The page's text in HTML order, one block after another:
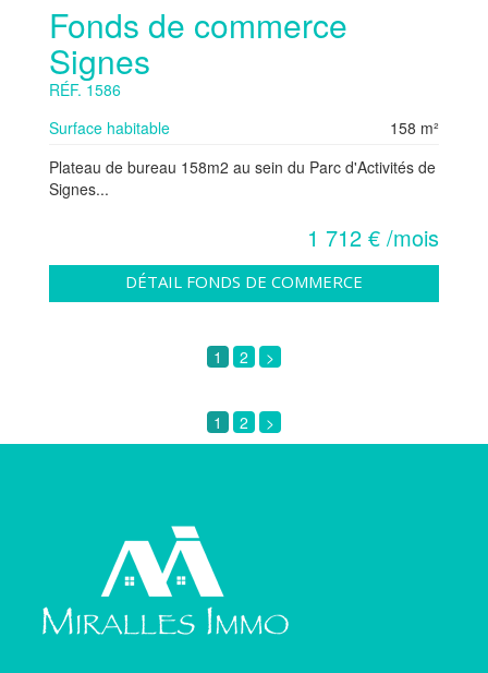
Fonds de commerce
Signes
RÉF. 1586
Surface habitable
158 m²
Plateau de bureau 158m2 au sein du Parc d'Activités de
Signes...
1 712 € /mois
DÉTAIL FONDS DE COMMERCE
1 2 >
1 2 >